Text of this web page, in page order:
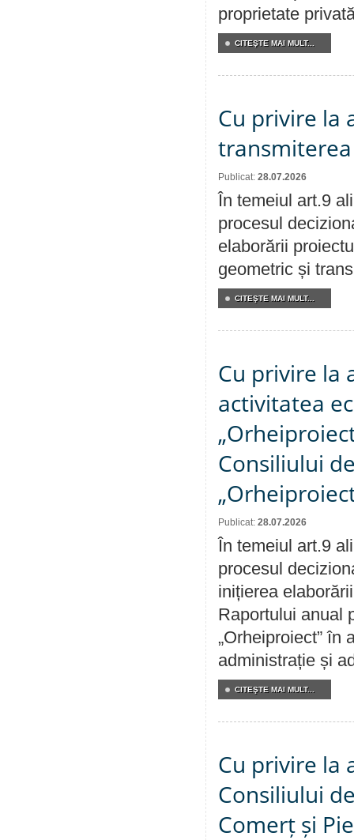
proprietate
CITEŞTE MAI MULT...
Cu privire la
Publicat: 28.07.2026
În temeiul art.9
procesul
elaborării
geometric și
CITEŞTE MAI MULT...
Cu privire la
activitatea
Consiliului
Publicat: 28.07.2026
În temeiul art.9
procesul
inițierea
Raportului anual
„Orheiproiect” în
administrație și
CITEŞTE MAI MULT...
Cu privire la
Consiliului
Comerț și